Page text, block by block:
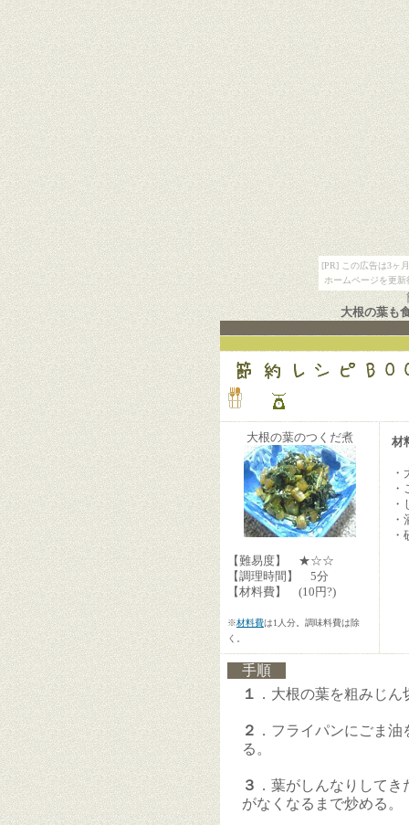
[PR] この広告は3ヶ
ホームページを更
大根の葉も
大根の葉のつくだ煮
【難易度】 ★☆☆
【調理時間】 5分
【材料費】 (10円?)
※材料費は1人分。調味料費は除
く。
材
・
・
手順
１ ．大根の葉を粗みじ
２ ．フライパンにごま
る。
３ ．葉がしんなりして
がなくなるまで炒める。